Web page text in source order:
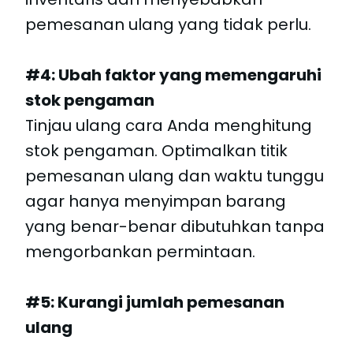
pemesanan ulang yang tidak perlu.
#4: Ubah faktor yang memengaruhi
stok pengaman
Tinjau ulang cara Anda menghitung
stok pengaman. Optimalkan titik
pemesanan ulang dan waktu tunggu
agar hanya menyimpan barang
yang benar-benar dibutuhkan tanpa
mengorbankan permintaan.
#5: Kurangi jumlah pemesanan
ulang